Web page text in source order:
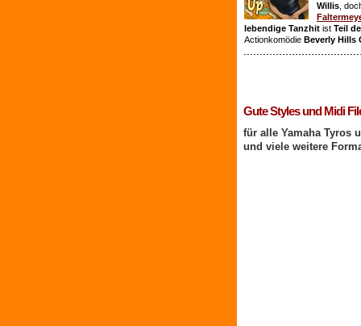
Willis ,
lebendige Tanzhit ist Teil
Actionkomödie Beverly Hills
Gute Styles und Midi
für alle Yamaha Tyros
und viele weitere